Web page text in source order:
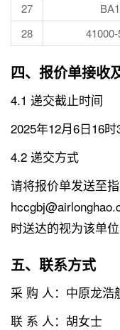
27
28
四、报价单接收
4.1 递交截止时间
2025年12月6日16时
4.2 递交方式
请将报价单发送至指
时送达的视为该单位
五、联系方式
采 购 人：中原龙浩
联 系 人：胡女士